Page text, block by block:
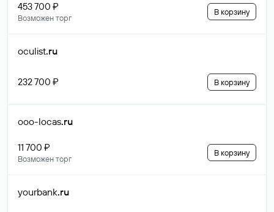
453 700 ₽
Возможен торг
В корзину
oculist.ru
232 700 ₽ В корзину
ooo-locas.ru
11 700 ₽
Возможен торг
В корзину
yourbank.ru